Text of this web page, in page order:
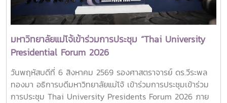
มหาวิทยาลัยแม่โจ้เข้าร่วมการประชุม “Thai University
Presidential Forum 2026
วันพฤหัสบดีที่ 6 สิงหาคม 2569 รองศาสตราจารย์ ดร.วีระพล
ทองมา อธิการบดีมหาวิทยาลัยแม่โจ้ เข้าร่วมการประชุมเข้าร่วม
การประชุม Thai University Presidents Forum 2026 ภาย